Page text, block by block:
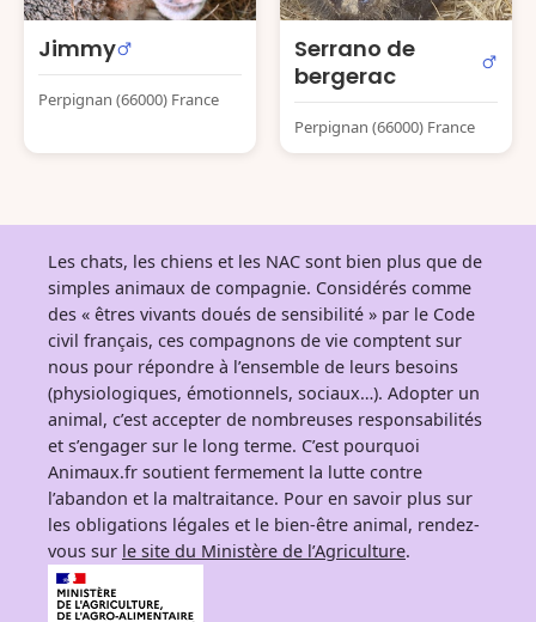
Jimmy
Perpignan (66000) France
Serrano de
bergerac
Perpignan (66000) France
Les chats, les chiens et les NAC sont bien plus que de
simples animaux de compagnie. Considérés comme
des « êtres vivants doués de sensibilité » par le Code
civil français, ces compagnons de vie comptent sur
nous pour répondre à l’ensemble de leurs besoins
(physiologiques, émotionnels, sociaux…). Adopter un
animal, c’est accepter de nombreuses responsabilités
et s’engager sur le long terme. C’est pourquoi
Animaux.fr soutient fermement la lutte contre
l’abandon et la maltraitance. Pour en savoir plus sur
les obligations légales et le bien-être animal, rendez-
vous sur le site du Ministère de l’Agriculture.